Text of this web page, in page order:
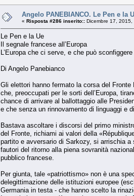
Angelo PANEBIANCO. Le Pen e la
« Risposta #286 inserito:: Dicembre 17,
Le Pen e la Ue
Il segnale francese all’Europa
L’Europa che ci serve, e che può
Di Angelo Panebianco
Gli elettori hanno fermato la corsa del
che, preoccupati per le sorti dell’Europa,
chance di arrivare al ballottaggio alle
e che senza un rinnovamento di linguaggi e
Bastava ascoltare i discorsi del primo
del Fronte, richiami ai valori della
partito e avversario di Sarkozy, si arrischia
fautori del ritorno alla piena sovranità
pubblico francese.
Per giunta, tale «patriottismo» non è una
delegittimazione delle istituzioni europee
Germania in testa - che hanno scelto la